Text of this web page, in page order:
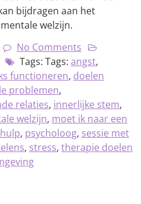
bijdragen aan het
welzijn.
No Comments
Tags: Tags: angst,
functioneren, doelen
problemen,
relaties, innerlijke stem,
welzijn, moet ik naar een
, psycholoog, sessie met
, stress, therapie doelen